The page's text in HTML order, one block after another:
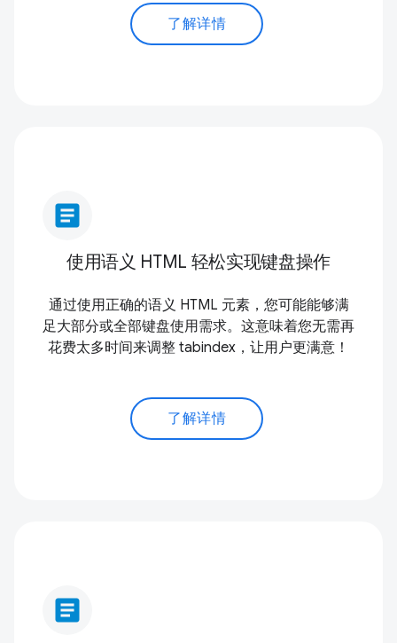
了解详情
article
使用语义 HTML 轻松实现键盘操作
通过使用正确的语义 HTML 元素，您可能能够满
足大部分或全部键盘使用需求。这意味着您无需再
花费太多时间来调整 tabindex，让用户更满意！
了解详情
article